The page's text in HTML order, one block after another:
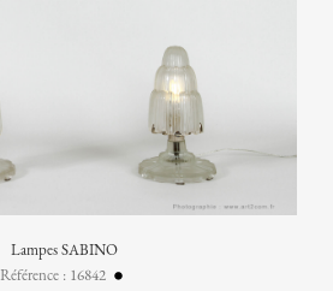
Lampes SABINO
Référence : 16842